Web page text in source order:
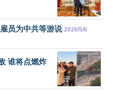
员为中共等游说 2026/5/6
谁将点燃炸